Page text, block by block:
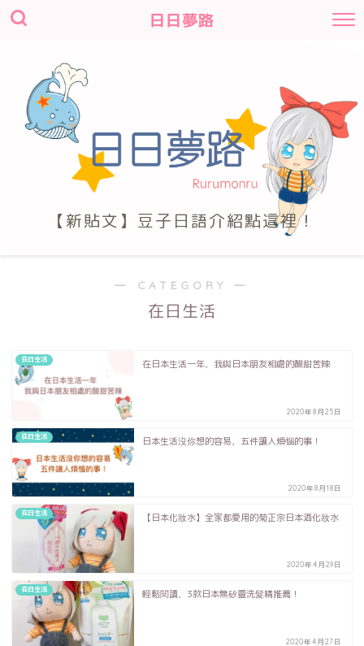
日日夢路
【新貼文】豆子日語介紹點這裡！
― CATEGORY ―
在日生活
在日生活 在日本生活一年，我與日本朋友相處的酸甜苦辣
2020年8月25日
在日生活 日本生活沒你想的容易，五件讓人煩惱的事！
2020年8月18日
在日生活 【日本化妝水】全家都愛用的菊正宗日本酒化妝水
2020年4月29日
在日生活 輕鬆閱讀，3款日本無矽靈洗髮精推薦！
2020年4月27日